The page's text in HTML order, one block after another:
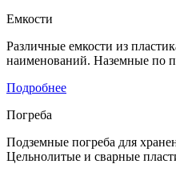
Емкости
Различные емкости из
наименований. Наземные по
Подробнее
Погреба
Подземные погреба для
Цельнолитые и сварные